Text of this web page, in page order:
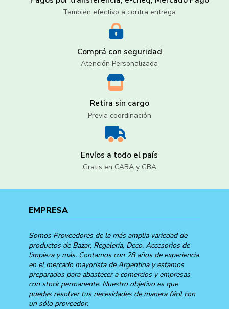
También efectivo a contra entrega
Comprá con seguridad
Atención Personalizada
Retira sin cargo
Previa coordinación
Envíos a todo el país
Gratis en CABA y GBA
EMPRESA
Somos Proveedores de la más amplia variedad de
productos de Bazar, Regalería, Deco, Accesorios de
limpieza y más. Contamos con 28 años de experiencia
en el mercado mayorista de Argentina y estamos
preparados para abastecer a comercios y empresas
con stock permanente. Nuestro objetivo es que
puedas resolver tus necesidades de manera fácil con
un sólo proveedor.